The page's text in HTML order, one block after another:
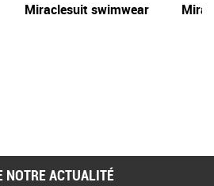
Miraclesuit swimwear
NOTRE ACTUALITÉ